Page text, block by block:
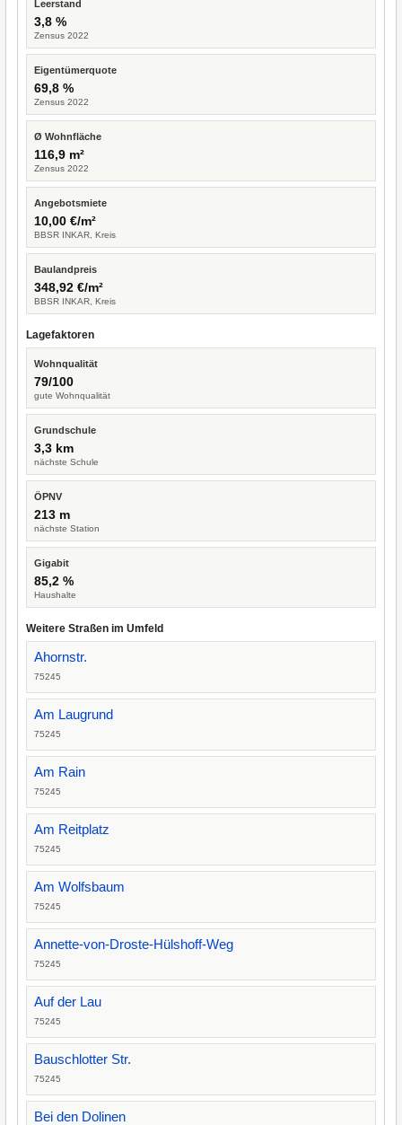
Leerstand
3,8 %
Zensus 2022
Eigentümerquote
69,8 %
Zensus 2022
Ø Wohnfläche
116,9 m²
Zensus 2022
Angebotsmiete
10,00 €/m²
BBSR INKAR, Kreis
Baulandpreis
348,92 €/m²
BBSR INKAR, Kreis
Lagefaktoren
Wohnqualität
79/100
gute Wohnqualität
Grundschule
3,3 km
nächste Schule
ÖPNV
213 m
nächste Station
Gigabit
85,2 %
Haushalte
Weitere Straßen im Umfeld
Ahornstr.
75245
Am Laugrund
75245
Am Rain
75245
Am Reitplatz
75245
Am Wolfsbaum
75245
Annette-von-Droste-Hülshoff-Weg
75245
Auf der Lau
75245
Bauschlotter Str.
75245
Bei den Dolinen